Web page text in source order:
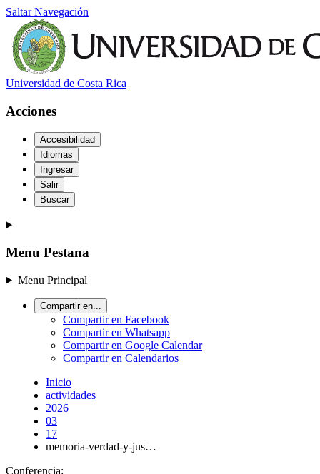
Saltar Navegación
Universidad de Costa Rica
Acciones
Accesibilidad
Idiomas
Ingresar
Salir
Buscar
Menu Pestana
Menu Principal
Compartir en...
Compartir en Facebook
Compartir en Whatsapp
Compartir en Google Calendar
Compartir en Calendarios
Inicio
actividades
2026
03
17
memoria-verdad-y-jus…
Conferencia: